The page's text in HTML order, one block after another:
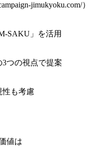
jimukyoku.com/）
SAKU」 を活用
3つの視点で提案
性も考慮
値は